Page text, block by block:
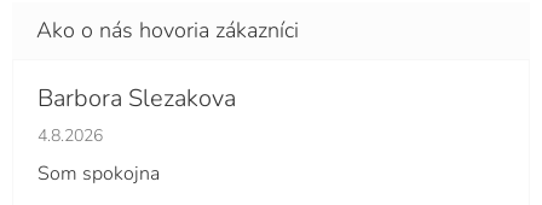
Barbora Slezakova
Hodnotenie obchodu je 5 z 5 hviezdičiek.
4.8.2026
Som spokojna